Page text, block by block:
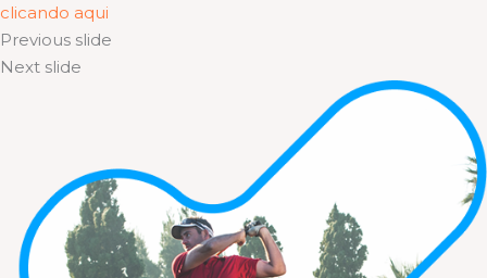
clicando aqui
Previous slide
Next slide